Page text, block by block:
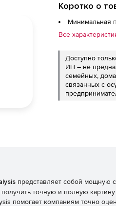
Коротко о
Минимальная
Все
Доступно
ИП – не
семейных,
связанных с
представляет собой мощную
точную и полную картину
помогает компаниям точно